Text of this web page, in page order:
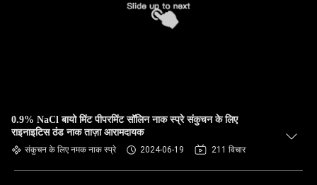
0.9% NaCl बायो मिंट पीपरमिंट सॉलिन नाक स्प्रे संकुचन के लिए
राइनाइटिस ठंड नाक ताज़ा आरामदायक
संकुचन के लिए नमक नाक स्प्रे 2024-06-19 211 विचार